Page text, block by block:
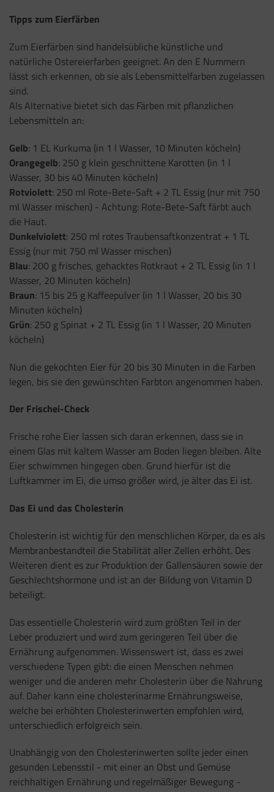
Tipps zum Eierfärben
Zum Eierfärben sind handelsübliche künstliche und
natürliche Ostereierfarben geeignet. An den E Nummern
lässt sich erkennen, ob sie als Lebensmittelfarben zugelassen
sind.
Als Alternative bietet sich das Färben mit pflanzlichen
Lebensmitteln an:
Gelb: 1 EL Kurkuma (in 1 l Wasser, 10 Minuten köcheln)
Orangegelb: 250 g klein geschnittene Karotten (in 1 l
Wasser, 30 bis 40 Minuten köcheln)
Rotviolett: 250 ml Rote-Bete-Saft + 2 TL Essig (nur mit 750
ml Wasser mischen) - Achtung: Rote-Bete-Saft färbt auch
die Haut.
Dunkelviolett: 250 ml rotes Traubensaftkonzentrat + 1 TL
Essig (nur mit 750 ml Wasser mischen)
Blau: 200 g frisches, gehacktes Rotkraut + 2 TL Essig (in 1 l
Wasser, 20 Minuten köcheln)
Braun: 15 bis 25 g Kaffeepulver (in 1 l Wasser, 20 bis 30
Minuten köcheln)
Grün: 250 g Spinat + 2 TL Essig (in 1 l Wasser, 20 Minuten
köcheln)
Nun die gekochten Eier für 20 bis 30 Minuten in die Farben
legen, bis sie den gewünschten Farbton angenommen haben.
Der Frischei-Check
Frische rohe Eier lassen sich daran erkennen, dass sie in
einem Glas mit kaltem Wasser am Boden liegen bleiben. Alte
Eier schwimmen hingegen oben. Grund hierfür ist die
Luftkammer im Ei, die umso größer wird, je älter das Ei ist.
Das Ei und das Cholesterin
Cholesterin ist wichtig für den menschlichen Körper, da es als
Membranbestandteil die Stabilität aller Zellen erhöht. Des
Weiteren dient es zur Produktion der Gallensäuren sowie der
Geschlechtshormone und ist an der Bildung von Vitamin D
beteiligt.
Das essentielle Cholesterin wird zum größten Teil in der
Leber produziert und wird zum geringeren Teil über die
Ernährung aufgenommen. Wissenswert ist, dass es zwei
verschiedene Typen gibt: die einen Menschen nehmen
weniger und die anderen mehr Cholesterin über die Nahrung
auf. Daher kann eine cholesterinarme Ernährungsweise,
welche bei erhöhten Cholesterinwerten empfohlen wird,
unterschiedlich erfolgreich sein.
Unabhängig von den Cholesterinwerten sollte jeder einen
gesunden Lebensstil - mit einer an Obst und Gemüse
reichhaltigen Ernährung und regelmäßiger Bewegung -